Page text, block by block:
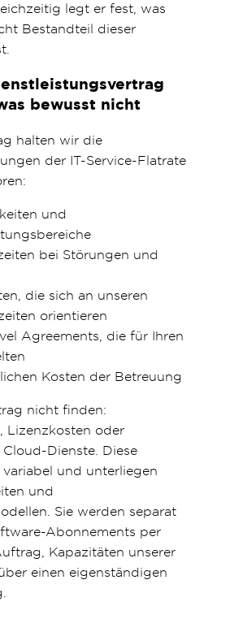
legt er fest, was
Bestandteil dieser
bewusst nicht
halten wir die
der IT-Service-Flatrate
und
bei Störungen und
die sich an unseren
orientieren
Agreements, die für Ihren
Kosten der Betreuung
nicht finden:
Lizenzkosten oder
Dienste. Diese
und unterliegen
und
Sie werden separat
Abonnements per
Kapazitäten unserer
einen eigenständigen